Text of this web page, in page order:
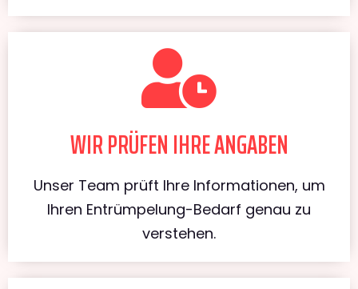
WIR PRÜFEN IHRE ANGABEN
Unser Team prüft Ihre Informationen, um
Ihren Entrümpelung-Bedarf genau zu
verstehen.